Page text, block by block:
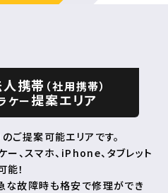
携帯 （社用携帯）
ケー提案エリア
ご提案可能エリアです。
、スマホ、iPhone、タブレット
！
な故障時も格安で修理ができ